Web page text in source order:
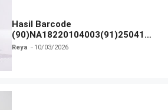
Hasil Barcode
(90)NA18220104003(91)250418
dan Izin BPOM
Reya 10/03/2026